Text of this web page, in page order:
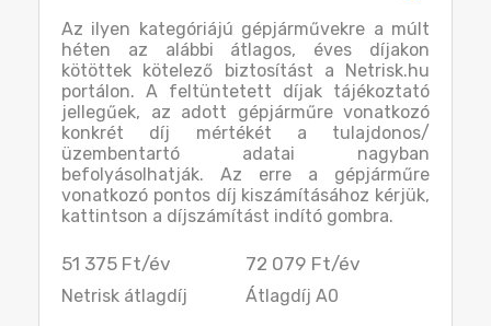
Az ilyen kategóriájú gépjárművekre a múlt
héten az alábbi átlagos, éves díjakon
kötöttek kötelező biztosítást a Netrisk.hu
portálon. A feltüntetett díjak tájékoztató
jellegűek, az adott gépjárműre vonatkozó
konkrét díj mértékét a tulajdonos/
üzembentartó adatai nagyban
befolyásolhatják. Az erre a gépjárműre
vonatkozó pontos díj kiszámításához kérjük,
kattintson a díjszámítást indító gombra.
51 375 Ft/év
Netrisk átlagdíj
72 079 Ft/év
Átlagdíj A0